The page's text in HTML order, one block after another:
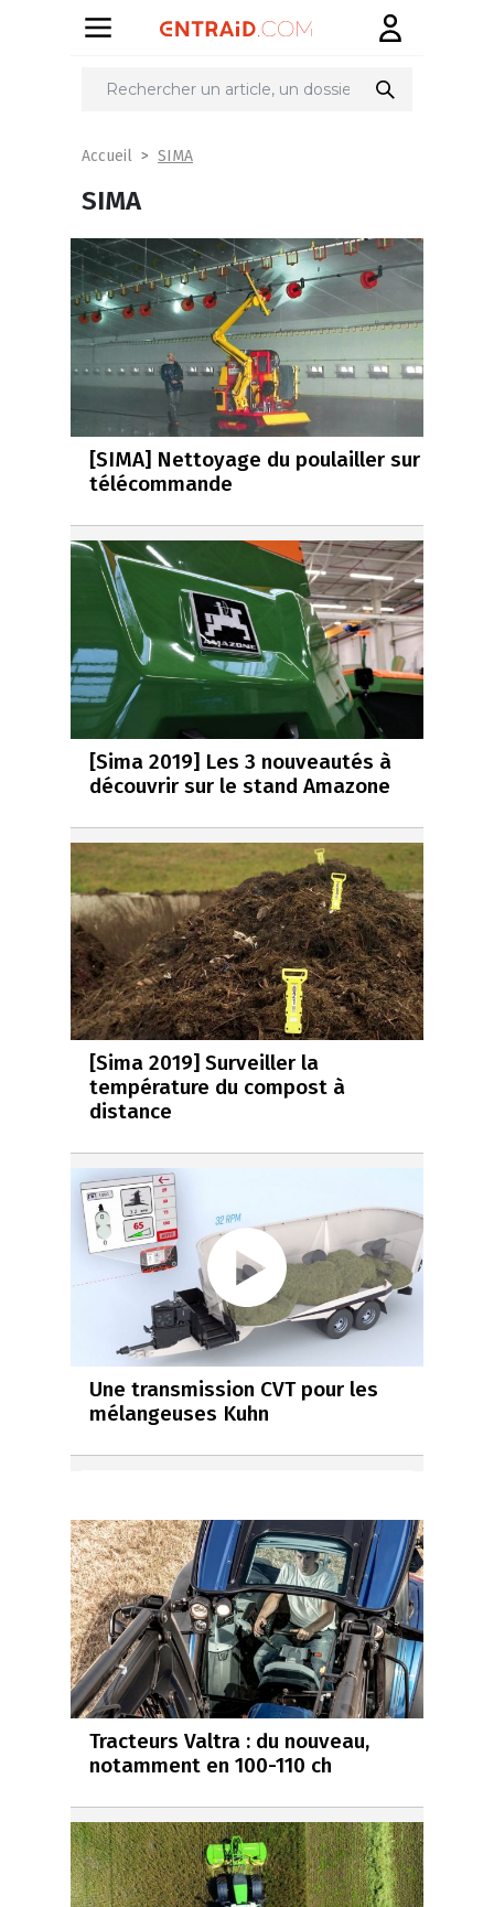
Accueil SIMA
SIMA
[SIMA] Nettoyage du poulailler sur
télécommande
[Sima 2019] Les 3 nouveautés à
découvrir sur le stand Amazone
[Sima 2019] Surveiller la
température du compost à
distance
Une transmission CVT pour les
mélangeuses Kuhn
Tracteurs Valtra : du nouveau,
notamment en 100-110 ch